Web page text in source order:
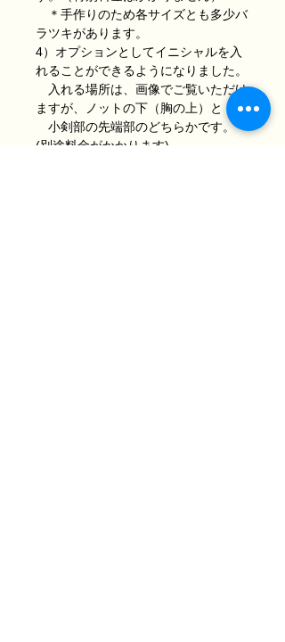
＊手作りのため各サイズとも多少バ
ラツキがあります。
4）オプションとしてイニシャルを入
れることができるようになりました。
入れる場所は、画像でご覧いただけ
ますが、ノットの下（胸の上）と
小剣部の先端部のどちらかです。
(別途料金がかかります)